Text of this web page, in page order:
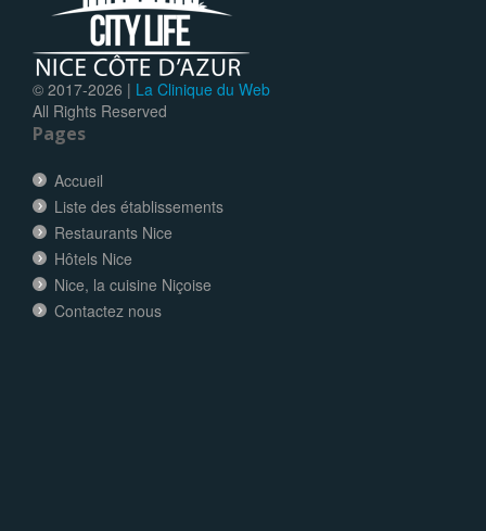
© 2017-2026 | La Clinique du Web
All Rights Reserved
Pages
Accueil
Liste des établissements
Restaurants Nice
Hôtels Nice
Nice, la cuisine Niçoise
Contactez nous